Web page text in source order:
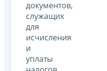
документов,
служащих
для
исчисления
и
уплаты